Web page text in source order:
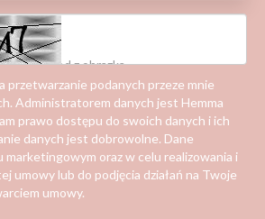
przetwarzanie podanych przeze mnie
Administratorem danych jest Hemma
prawo dostępu do swoich danych i ich
danych jest dobrowolne. Dane
marketingowym oraz w celu realizowania i
umowy lub do podjęcia działań na Twoje
umowy.